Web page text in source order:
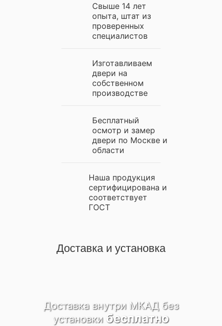
Свыше 14 лет
опыта, штат из
проверенных
специалистов
Изготавливаем
двери на
собственном
производстве
Бесплатный
осмотр и замер
двери по Москве и
области
Наша продукция
сертифицирована и
соответствует
ГОСТ
Доставка и установка
Доставка внутри МКАД без
установки бесплатно